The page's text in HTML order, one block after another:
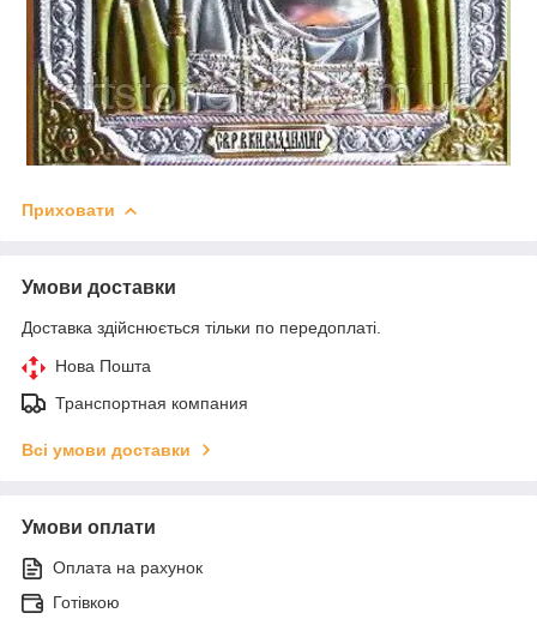
Приховати
Умови доставки
Доставка здійснюється тільки по передоплаті.
Нова Пошта
Транспортная компания
Всі умови доставки
Умови оплати
Оплата на рахунок
Готівкою